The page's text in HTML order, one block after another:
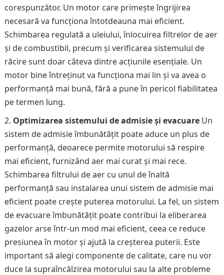
corespunzător. Un motor care primește îngrijirea
necesară va funcționa întotdeauna mai eficient.
Schimbarea regulată a uleiului, înlocuirea filtrelor de aer
și de combustibil, precum și verificarea sistemului de
răcire sunt doar câteva dintre acțiunile esențiale. Un
motor bine întreținut va funcționa mai lin și va avea o
performanță mai bună, fără a pune în pericol fiabilitatea
pe termen lung.
Optimizarea sistemului de admisie și evacuareUn
sistem de admisie îmbunătățit poate aduce un plus de
performanță, deoarece permite motorului să respire
mai eficient, furnizând aer mai curat și mai rece.
Schimbarea filtrului de aer cu unul de înaltă
performanță sau instalarea unui sistem de admisie mai
eficient poate crește puterea motorului. La fel, un sistem
de evacuare îmbunătățit poate contribui la eliberarea
gazelor arse într-un mod mai eficient, ceea ce reduce
presiunea în motor și ajută la creșterea puterii. Este
important să alegi componente de calitate, care nu vor
duce la supraîncălzirea motorului sau la alte probleme